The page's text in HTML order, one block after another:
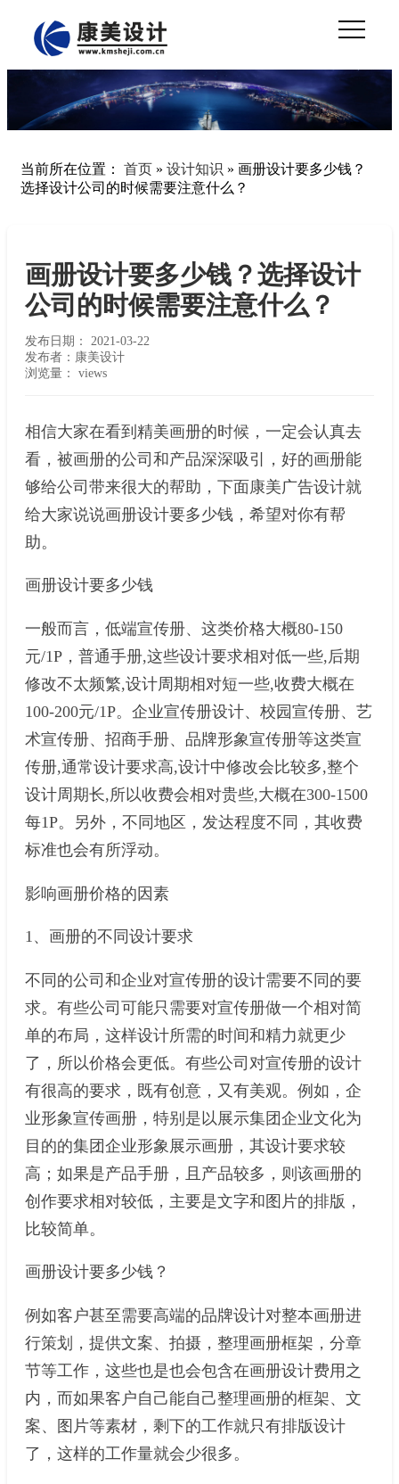
当前所在位置： 首页 » 设计知识 » 画册设计要多少钱？
选择设计公司的时候需要注意什么？
画册设计要多少钱？选择设计
公司的时候需要注意什么？
发布日期： 2021-03-22
发布者：康美设计
浏览量： views
相信大家在看到精美画册的时候，一定会认真去
看，被画册的公司和产品深深吸引，好的画册能
够给公司带来很大的帮助，下面康美广告设计就
给大家说说画册设计要多少钱，希望对你有帮
助。
画册设计要多少钱
一般而言，低端宣传册、这类价格大概80-150
元/1P，普通手册,这些设计要求相对低一些,后期
修改不太频繁,设计周期相对短一些,收费大概在
100-200元/1P。企业宣传册设计、校园宣传册、艺
术宣传册、招商手册、品牌形象宣传册等这类宣
传册,通常设计要求高,设计中修改会比较多,整个
设计周期长,所以收费会相对贵些,大概在300-1500
每1P。另外，不同地区，发达程度不同，其收费
标准也会有所浮动。
影响画册价格的因素
1、画册的不同设计要求
不同的公司和企业对宣传册的设计需要不同的要
求。有些公司可能只需要对宣传册做一个相对简
单的布局，这样设计所需的时间和精力就更少
了，所以价格会更低。有些公司对宣传册的设计
有很高的要求，既有创意，又有美观。例如，企
业形象宣传画册，特别是以展示集团企业文化为
目的的集团企业形象展示画册，其设计要求较
高；如果是产品手册，且产品较多，则该画册的
创作要求相对较低，主要是文字和图片的排版，
比较简单。
画册设计要多少钱？
例如客户甚至需要高端的品牌设计对整本画册进
行策划，提供文案、拍摄，整理画册框架，分章
节等工作，这些也是也会包含在画册设计费用之
内，而如果客户自己能自己整理画册的框架、文
案、图片等素材，剩下的工作就只有排版设计
了，这样的工作量就会少很多。